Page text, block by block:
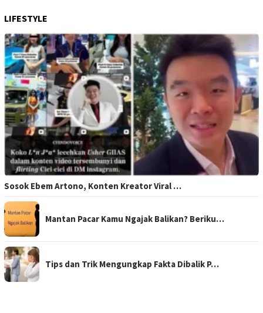
LIFESTYLE
Sosok Ebem Artono, Konten Kreator Viral …
Mantan Pacar Kamu Ngajak Balikan? Beriku…
Tips dan Trik Mengungkap Fakta Dibalik P…